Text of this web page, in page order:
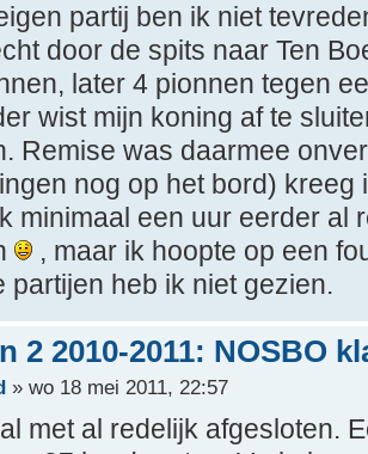
partij ben ik niet
door de spits naar Ten
later 4 pionnen tegen
wist mijn koning af te
Remise was daarmee
nog op het bord) kreeg
minimaal een uur eerder al
, maar ik hoopte op een
partijen heb ik niet gezien.
2 2010-2011: NOSBO
» wo 18 mei 2011, 22:57
met al redelijk afgesloten.